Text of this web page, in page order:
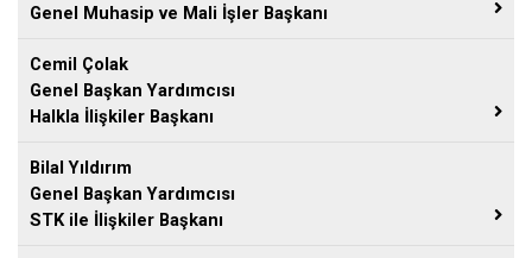
Genel Muhasip ve Mali İşler Başkanı
Cemil Çolak
Genel Başkan Yardımcısı
Halkla İlişkiler Başkanı
Bilal Yıldırım
Genel Başkan Yardımcısı
STK ile İlişkiler Başkanı